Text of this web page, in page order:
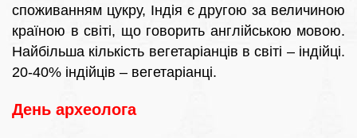
споживанням цукру, Індія є другою за величиною
країною в світі, що говорить англійською мовою.
Найбільша кількість вегетаріанців в світі – індійці.
20-40% індійців – вегетаріанці.
День археолога